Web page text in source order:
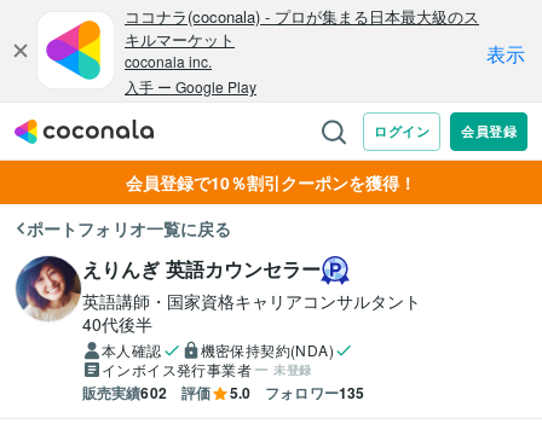
会員登録で10％割引クーポンを獲得！
ポートフォリオ一覧に戻る
えりんぎ 英語カウンセラー
英語講師・国家資格キャリアコンサルタント
40代後半
本人確認
機密保持契約(NDA)
インボイス発行事業者
未登録
販売実績602 評価 5.0 フォロワー135